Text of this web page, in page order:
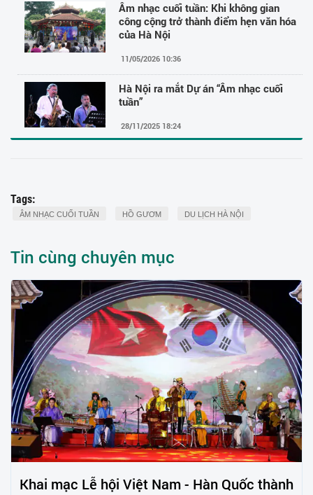
Âm nhạc cuối tuần: Khi không gian
công cộng trở thành điểm hẹn văn hóa
của Hà Nội
11/05/2026 10:36
Hà Nội ra mắt Dự án “Âm nhạc cuối
tuần”
28/11/2025 18:24
Tags:
ÂM NHẠC CUỐI TUẦN HỒ GƯƠM DU LỊCH HÀ NỘI
Tin cùng chuyên mục
Khai mạc Lễ hội Việt Nam - Hàn Quốc thành